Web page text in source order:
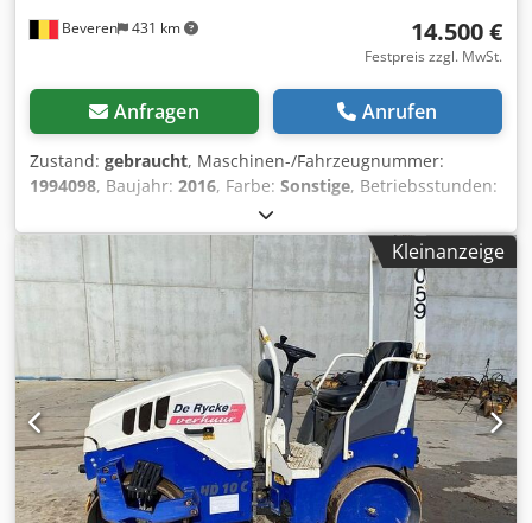
Beveren 431 km 14.500 €
Festpreis zzgl. MwSt.
Anfragen Anrufen
Zustand: gebraucht, Maschinen-/Fahrzeugnummer:
1994098, Baujahr: 2016, Farbe: Sonstige, Betriebsstunden:
, Leistung Verbrennungsmotor: 30 PS (22 kW)
Zulässiges Gesamtgewicht (GVW): 1.780 kg Motorhersteller:
Kubota Cjdpst Tv Injfx Ag Eorf CE-Kennzeichnung: ja
Maschinen zum Verkauf Besuchen Sie unsere Webseite für
eine Vielzahl sofort verfügbarer Maschinen. Wir haben
mehr Angebote als online ersichtlich – rufen Sie uns gerne
an oder schreiben Sie eine E-Mail. Alle unsere Maschinen
sind vollständig gewartet und zuverlässig geprüft.
Benötigen Sie Bilder? Sprechen Sie uns an, wir senden
Ihnen diese umgehend zu. Wir beraten Sie in
Niederländisch, Englisch, Französisch, Deutsch, Spanisch
und Russisch. Entdecken Sie unser breites Angebot an
zuverlässigen Maschinen.
Kleinanzeige